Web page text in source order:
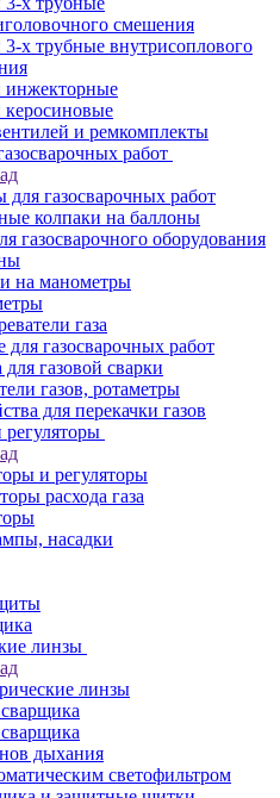
смешения
3-х трубные внутрисоплового
инжекторные
керосиновые
и ремкомплекты
работ
для газосварочных работ
колпаки на баллоны
газосварочного оборудования
на манометры
газа
для газосварочных работ
для газовой сварки
газов, ротаметры
для перекачки газов
и регуляторы
расхода газа
насадки
линзы
линзы
дыхания
светофильтром